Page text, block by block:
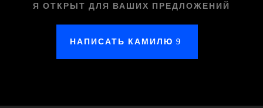
Я ОТКРЫТ ДЛЯ ВАШИХ ПРЕДЛОЖЕНИЙ
НАПИСАТЬ КАМИЛЮ